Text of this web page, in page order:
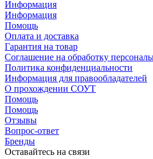
Информация
Информация
Помощь
Оплата и доставка
Гарантия на товар
Соглашение на обработку
Политика конфиденциальности
Информация для правообладателей
О прохождении СОУТ
Помощь
Помощь
Отзывы
Вопрос-ответ
Бренды
Оставайтесь на связи